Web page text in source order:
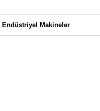
Endüstriyel Makineler